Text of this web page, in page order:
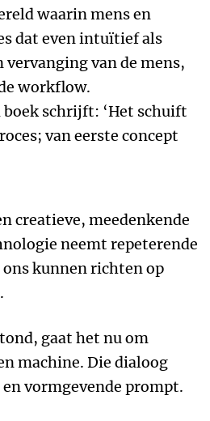
waarin mens en
dat even intuïtief als
van de mens,
workflow.
schrijft: ‘Het schuift
van eerste concept
creatieve, meedenkende
neemt repeterende
kunnen richten op
gaat het nu om
machine. Die dialoog
vormgevende prompt.